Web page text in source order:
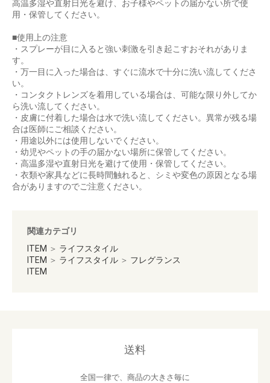
高温多湿や直射日光を避け、お子様やペットの届かない所で使
用・保管してください。
■使用上の注意
・スプレーが目に入ると強い刺激を引き起こすおそれがありま
す。
・万一目に入った場合は、すぐに流水で十分に洗い流してくださ
い。
・コンタクトレンズを着用している場合は、可能な限り外してか
ら洗い流してください。
・皮膚に付着した場合は水で洗い流してください。異常が残る場
合は医師にご相談ください。
・用途以外には使用しないでください。
・幼児やペットの手の届かない場所に保管してください。
・高温多湿や直射日光を避けて使用・保管してください。
・衣類や家具などに長時間触れると、シミや変色の原因となる場
合がありますのでご注意ください。
関連カテゴリ
ITEM ＞ ライフスタイル
ITEM ＞ ライフスタイル ＞ フレグランス
ITEM
送料
全国一律で、商品の大きさ毎に